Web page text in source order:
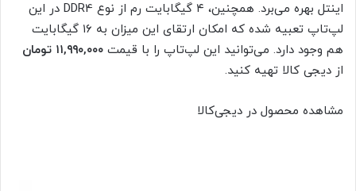
اینتل بهره می‌برد. همچنین، ۴ گیگابایت رم از نوع DDR4 در این
لپ‌تاپ تعبیه شده که امکان ارتقای این میزان به ۱۶ گیگابایت
هم وجود دارد. می‌توانید این لپ‌تاپ را با قیمت ۱۱,۹۹۰,۰۰۰ تومان
از دیجی کالا تهیه کنید.
مشاهده محصول در دیجی‌کالا